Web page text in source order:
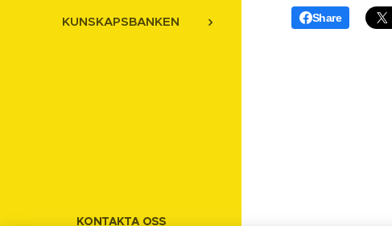
KUNSKAPSBANKEN
Share
KONTAKTA OSS